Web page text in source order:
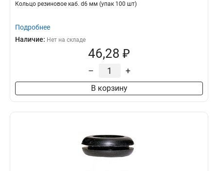
Кольцо резиновое каб. d6 мм (упак 100 шт)
Подробнее
Наличие: Нет на складе
46,28 ₽
– +
В корзину